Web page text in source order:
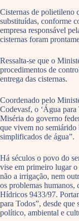
Cisternas de polietileno
substituídas, conforme
empresa responsável
cisternas foram
Ressalta-se que o
procedimentos de
entrega das cisternas.
Coordenado pelo
Codevasf, o ‘Água para
Miséria do governo
que vivem no semiárido
simplificados de água”.
Há séculos o povo do
vise em primeiro lugar o
não a irrigação, nem
os problemas
Hídricos 9433/97.
para Todos”, desde
político, ambiental e